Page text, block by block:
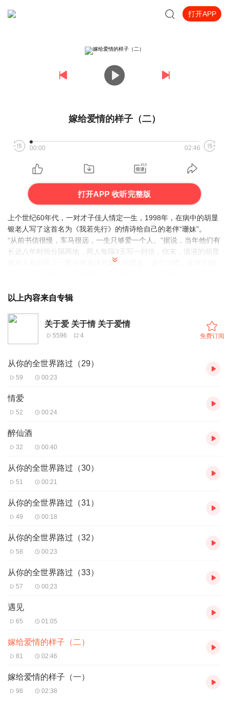
打开APP
嫁给爱情的样子（二）
00:00 02:46
打开APP 收听完整版
上个世纪60年代，一对才子佳人情定一生，1998年，在病中的胡显
银老人写了这首名为《我若先行》的情诗给自己的老伴“珊妹”。
“从前书信很慢，车马很远，一生只够爱一个人。”据说，当年他们有
长达八年时间分隔两地，两人每隔3天写一封信，信末，浪漫的胡显
银老人都会写上一首小诗表达对爱人的思念，这个习惯，保持了55
你”，妻子就回他“我也是”！他们相约去石象路赏落叶，约定来年还
我仿佛看到靠爱情走到老的婚姻是多么的弥足珍贵！“老来多健忘，
唯不忘相思。我忘记了我是谁，但我记得我爱你”。
我突然想起了我的舅妈，妈妈说，舅妈是她们这一辈人中最幸福的
爱情的样子吧！
以上内容来自专辑
关于爱 关于情 关于爱情
5596 4 免费订阅
从你的全世界路过（29）
59 00:23
情爱
52 00:24
醉仙酒
32 00:40
从你的全世界路过（30）
51 00:21
从你的全世界路过（31）
49 00:18
从你的全世界路过（32）
58 00:23
从你的全世界路过（33）
57 00:23
遇见
65 01:05
嫁给爱情的样子（二）
81 02:46
嫁给爱情的样子（一）
98 02:38